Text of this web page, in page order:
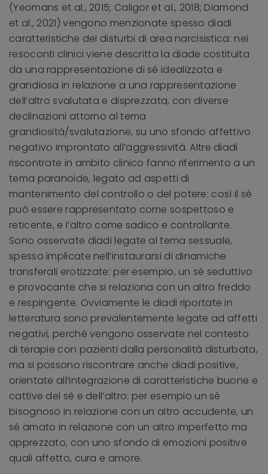
(Yeomans et al., 2015; Caligor et al., 2018; Diamond
et al., 2021) vengono menzionate spesso diadi
caratteristiche dei disturbi di area narcisistica: nei
resoconti clinici viene descritta la diade costituita
da una rappresentazione di sé idealizzata e
grandiosa in relazione a una rappresentazione
dell’altro svalutata e disprezzata, con diverse
declinazioni attorno al tema
grandiosità/svalutazione, su uno sfondo affettivo
negativo improntato all’aggressività. Altre diadi
riscontrate in ambito clinico fanno riferimento a un
tema paranoide, legato ad aspetti di
mantenimento del controllo o del potere: così il sé
può essere rappresentato come sospettoso e
reticente, e l’altro come sadico e controllante.
Sono osservate diadi legate al tema sessuale,
spesso implicate nell’instaurarsi di dinamiche
transferali erotizzate: per esempio, un sé seduttivo
e provocante che si relaziona con un altro freddo
e respingente. Ovviamente le diadi riportate in
letteratura sono prevalentemente legate ad affetti
negativi, perché vengono osservate nel contesto
di terapie con pazienti dalla personalità disturbata,
ma si possono riscontrare anche diadi positive,
orientate all’integrazione di caratteristiche buone e
cattive del sé e dell’altro: per esempio un sé
bisognoso in relazione con un altro accudente, un
sé amato in relazione con un altro imperfetto ma
apprezzato, con uno sfondo di emozioni positive
quali affetto, cura e amore.